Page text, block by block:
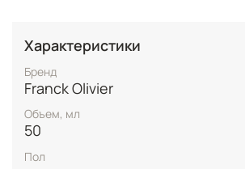
относится к элитному сегменту
парфюмерии и идеально подходит
летнего сезона.
Аромат открывается яркими
лимона, бергамота, зеленых
и розового перца. В сердце
гальбанума и шалфея. Базовые
Характеристики
Бренд
Franck Olivier
Объем, мл
50
Пол